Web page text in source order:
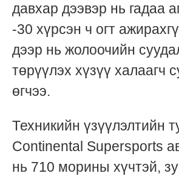
давхар дээвэр нь гадаа
-30 хүрсэн ч огт
дээр нь жолоочийн
төрүүлэх хүзүү халаагч
өгчээ.
Техникийн үзүүлэлтийн
Continental Supersports
нь 710 морины хүчтэй,